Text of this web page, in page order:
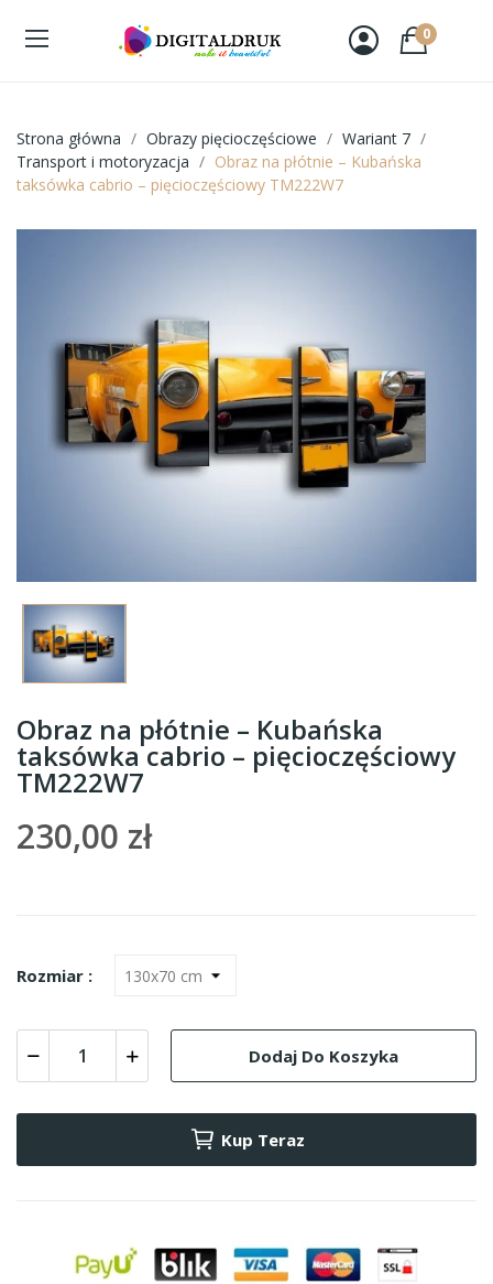
0
Strona główna Obrazy pięcioczęściowe
Wariant 7
Transport i motoryzacja
Obraz na płótnie – Kubańska
taksówka cabrio – pięcioczęściowy TM222W7
Obraz na płótnie – Kubańska
taksówka cabrio – pięcioczęściowy
TM222W7
230,00 zł
Rozmiar :
Dodaj Do Koszyka
Kup Teraz